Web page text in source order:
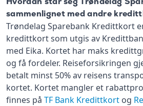
sammenlignet med andre
Trøndelag Sparebank Kredittkort
kredittkort som utgis av
med Eika. Kortet har maks
og få fordeler. Reiseforsikringen
betalt minst 50% av reisens
kortet. Kortet mangler et
finnes på TF Bank Kredittkort og